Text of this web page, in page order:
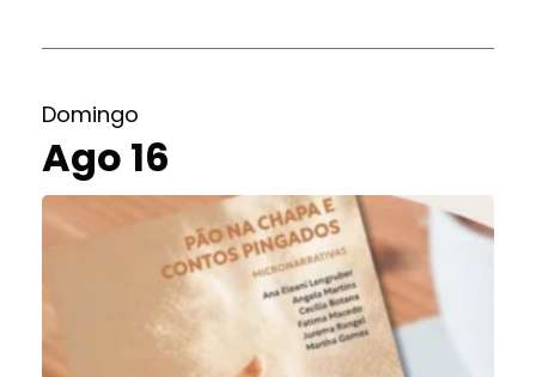
Domingo
Ago 16